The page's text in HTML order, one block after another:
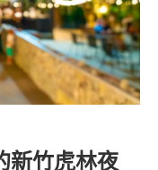
新竹虎林夜